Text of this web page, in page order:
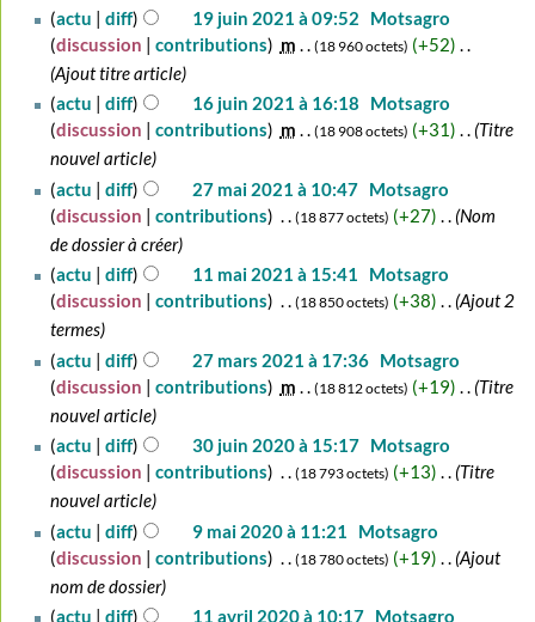
19
juin
2021
actu diff 19 juin 2021 à 09:52
Motsagro
discussion
contributions m 18 960 octets +52
Ajout titre article
16
juin
2021
actu diff 16 juin 2021 à 16:18
Motsagro
discussion
contributions m 18 908 octets +31
Titre
nouvel article
27
mai
2021
actu diff 27 mai 2021 à 10:47‎ Motsagro
discussion
contributions 18 877 octets +27
Nom
de dossier à créer
11
mai
2021
actu diff 11 mai 2021 à 15:41
Motsagro
discussion
contributions 18 850 octets +38
Ajout 2
termes
27
mars
2021
actu diff 27 mars 2021 à 17:36‎ Motsagro
discussion
contributions m 18 812 octets +19
Titre
nouvel article
30
juin
2020
actu diff 30 juin 2020 à 15:17‎ Motsagro
discussion
contributions 18 793 octets +13
Titre
nouvel article
mai
2020
actu diff 9 mai 2020 à 11:21
Motsagro
discussion
contributions 18 780 octets +19
Ajout
nom de dossier
11
actu diff 11 avril 2020 à 10:17‎ Motsagro